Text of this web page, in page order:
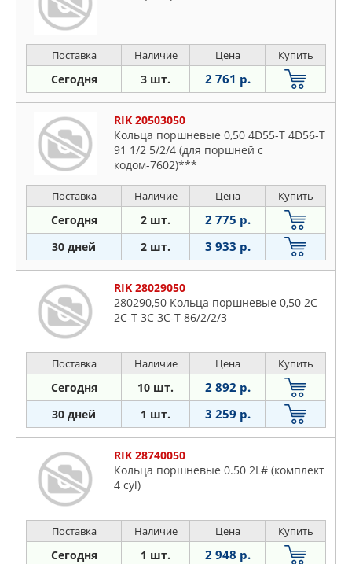
Поставка Наличие Цена Купить
Сегодня 3 шт. 2 761 р.
RIK 20503050
Кольца поршневые 0,50 4D55-T 4D56-T
91 1/2 5/2/4 (для поршней с
кодом-7602)***
Поставка Наличие Цена Купить
Сегодня 2 шт. 2 775 р.
30 дней 2 шт. 3 933 р.
RIK 28029050
280290,50 Кольца поршневые 0,50 2C
2C-T 3C 3C-T 86/2/2/3
Поставка Наличие Цена Купить
Сегодня 10 шт. 2 892 р.
30 дней 1 шт. 3 259 р.
RIK 28740050
Кольца поршневые 0.50 2L# (комплект
4 cyl)
Поставка Наличие Цена Купить
Сегодня 1 шт. 2 948 р.